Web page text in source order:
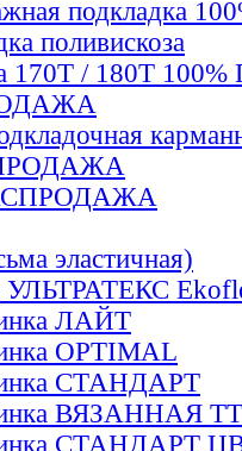
подкладка
поливискоза
170Т / 180Т 100%
эластичная)
УЛЬТРАТЕКС
ЛАЙТ
OPTIMAL
СТАНДАРТ
ВЯЗАННАЯ
СТАНДАРТ